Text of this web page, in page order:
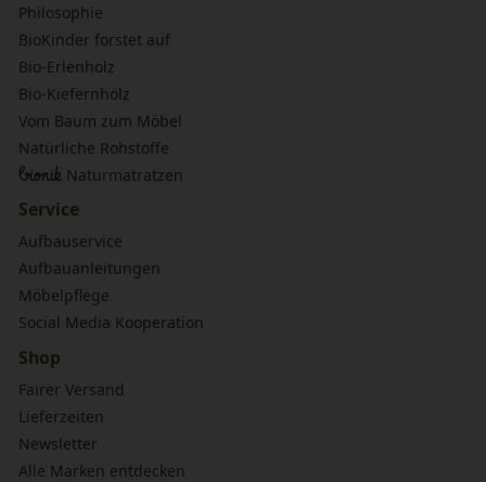
Philosophie
BioKinder forstet auf
Bio-Erlenholz
Bio-Kiefernholz
Vom Baum zum Möbel
Natürliche Rohstoffe
bionik Naturmatratzen
Service
Aufbauservice
Aufbauanleitungen
Möbelpflege
Social Media Kooperation
Shop
Fairer Versand
Lieferzeiten
Newsletter
Alle Marken entdecken